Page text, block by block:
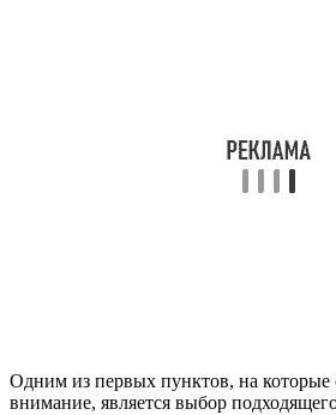
Одним из первых пунктов, на которые
внимание, является выбор